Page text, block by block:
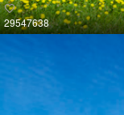
29547638